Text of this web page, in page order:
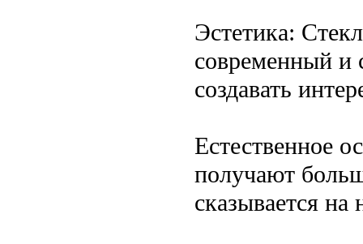
Эстетика:
современный и
создавать
Естественное
получают
сказывается